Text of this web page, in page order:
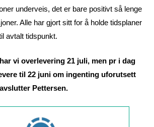
underveis, det er bare positivt så lenge
Alle har gjort sitt for å holde tidsplaner
avtalt tidspunkt.
vi overlevering 21 juli, men pr i dag
til 22 juni om ingenting uforutsett
Pettersen.